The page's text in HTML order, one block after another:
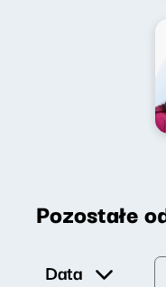
Pozostałe
Data